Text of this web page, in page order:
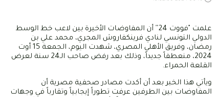
علمت "فووت 24'' أن المفاوضات الأخيرة بين لاعب خط الوسط
الدولي التونسي لنادي فرينكفاروش المجري، محمد علي بن
رمضان، وفريق الأهلي المصري، شهدت اليوم، الجمعة 15 أوت
2024، منعطفاً جديداً، وذلك بعد رفض صاحب الـ24 سنة لعرض
القلعة الحمراء.
ويأتي هذا الخبر بعد أن أكدت مصادر صحفية مصرية أن
المفاوضات بين الطرفين عرفت تطوراً إيجابياً وتقارباً في وجهات